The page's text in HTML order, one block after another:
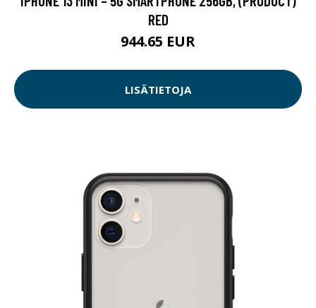
RED
944.65 EUR
LISÄTIETOJA